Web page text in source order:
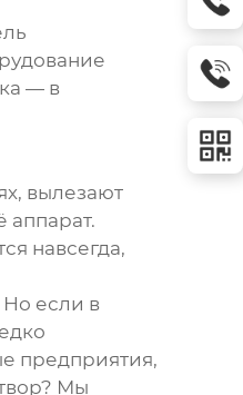
— в
вылезают
аппарат.
навсегда,
если в
предприятия,
Мы